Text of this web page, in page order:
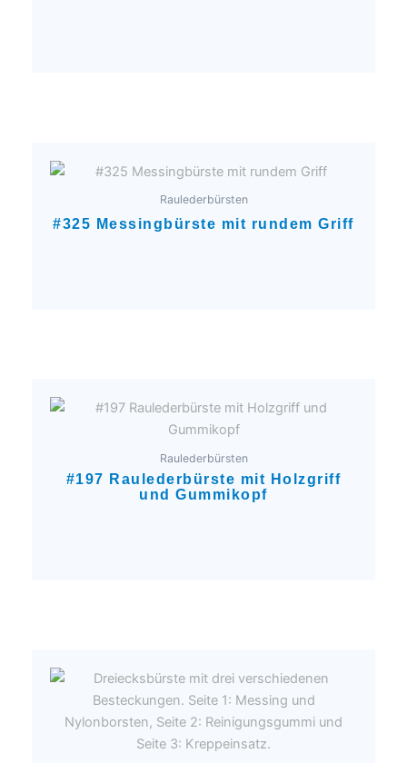
Raulederbürsten
#325 Messingbürste mit rundem Griff
Raulederbürsten
#197 Raulederbürste mit Holzgriff
und Gummikopf